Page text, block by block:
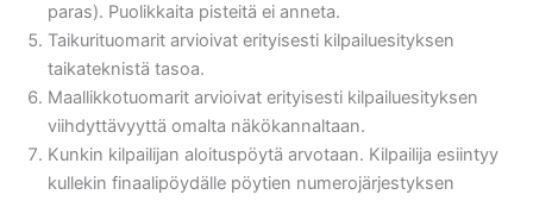
paras). Puolikkaita pisteitä ei anneta.
Taikurituomarit arvioivat erityisesti kilpailuesityksen
taikateknistä tasoa.
Maallikkotuomarit arvioivat erityisesti kilpailuesityksen
viihdyttävyyttä omalta näkökannaltaan.
Kunkin kilpailijan aloituspöytä arvotaan. Kilpailija esiintyy
kullekin finaalipöydälle pöytien numerojärjestyksen